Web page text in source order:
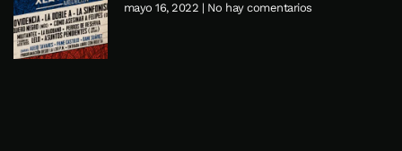
mayo 16, 2022 No hay comentarios